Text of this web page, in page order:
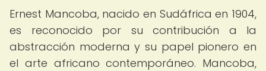
Ernest Mancoba, nacido en Sudáfrica en 1904,
es reconocido por su contribución a la
abstracción moderna y su papel pionero en
el arte africano contemporáneo. Mancoba,